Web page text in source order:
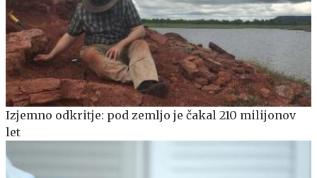
Izjemno odkritje: pod zemljo je čakal 210 milijonov
let